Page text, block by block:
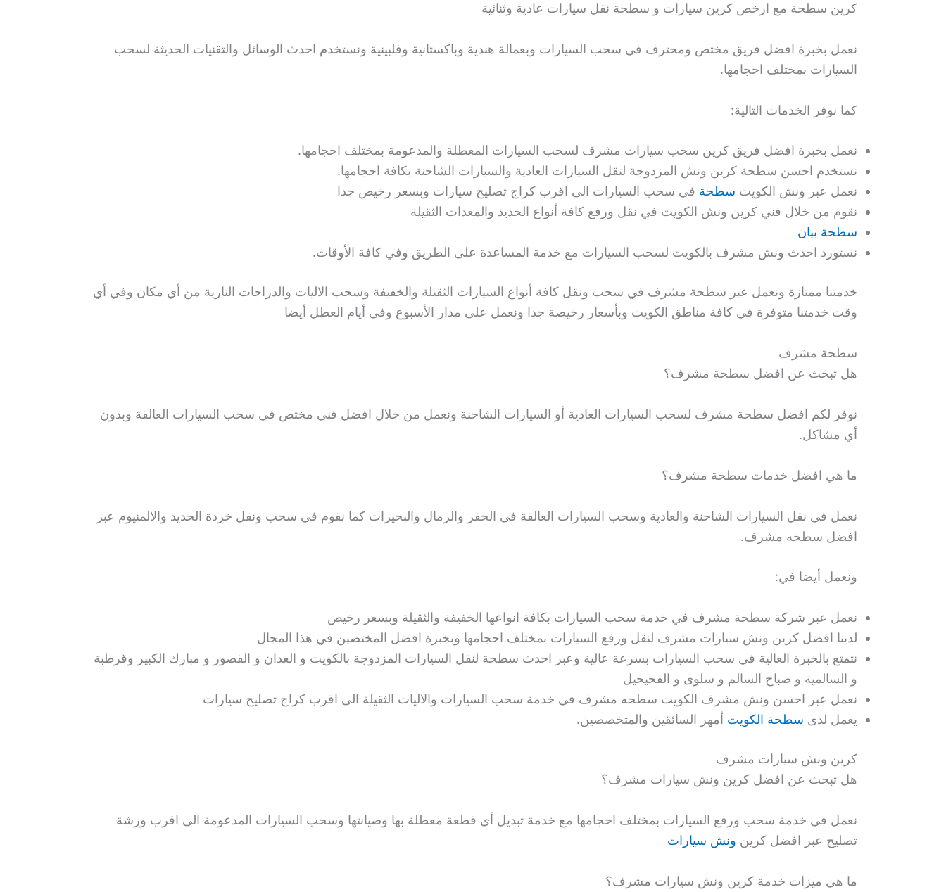
كرين سطحة مع ارخص كرين سيارات و سطحة نقل سيارات عادية وثنائية
نعمل بخبرة افضل فريق مختص ومحترف في سحب السيارات وبعمالة هندية وباكستانية وفلبينية ونستخدم احدث الوسائل والتقنيات الحديثة لسحب
السيارات بمختلف احجامها.
كما نوفر الخدمات التالية:
نعمل بخبرة افضل فريق كرين سحب سيارات مشرف لسحب السيارات المعطلة والمدعومة بمختلف احجامها.
نستخدم احسن سطحة كرين ونش المزدوجة لنقل السيارات العادية والسيارات الشاحنة بكافة احجامها.
نعمل عبر ونش الكويت سطحة في سحب السيارات الى اقرب كراج تصليح سيارات وبسعر رخيص جدا
نقوم من خلال فني كرين ونش الكويت في نقل ورفع كافة أنواع الحديد والمعدات الثقيلة
سطحة بيان
نستورد احدث ونش مشرف بالكويت لسحب السيارات مع خدمة المساعدة على الطريق وفي كافة الأوقات.
خدمتنا ممتازة ونعمل عبر سطحة مشرف في سحب ونقل كافة أنواع السيارات الثقيلة والخفيفة وسحب الاليات والدراجات النارية من أي مكان وفي أي
وقت خدمتنا متوفرة في كافة مناطق الكويت وبأسعار رخيصة جدا ونعمل على مدار الأسبوع وفي أيام العطل أيضا
سطحة مشرف
هل تبحث عن افضل سطحة مشرف؟
نوفر لكم افضل سطحة مشرف لسحب السيارات العادية أو السيارات الشاحنة ونعمل من خلال افضل فني مختص في سحب السيارات العالقة وبدون
أي مشاكل.
ما هي افضل خدمات سطحة مشرف؟
نعمل في نقل السيارات الشاحنة والعادية وسحب السيارات العالقة في الحفر والرمال والبحيرات كما نقوم في سحب ونقل خردة الحديد والالمنيوم عبر
افضل سطحه مشرف.
ونعمل أيضا في:
نعمل عبر شركة سطحة مشرف في خدمة سحب السيارات بكافة انواعها الخفيفة والثقيلة وبسعر رخيص
لدينا افضل كرين ونش سيارات مشرف لنقل ورفع السيارات بمختلف احجامها وبخبرة افضل المختصين في هذا المجال
نتمتع بالخبرة العالية في سحب السيارات بسرعة عالية وعبر احدث سطحة لنقل السيارات المزدوجة بالكويت و العدان و القصور و مبارك الكبير وقرطبة
و السالمية و صباح السالم و سلوى و الفحيحيل
نعمل عبر احسن ونش مشرف الكويت سطحه مشرف في خدمة سحب السيارات والاليات الثقيلة الى اقرب كراج تصليح سيارات
يعمل لدى سطحة الكويت أمهر السائقين والمتخصصين.
كرين ونش سيارات مشرف
هل تبحث عن افضل كرين ونش سيارات مشرف؟
نعمل في خدمة سحب ورفع السيارات بمختلف احجامها مع خدمة تبديل أي قطعة معطلة بها وصيانتها وسحب السيارات المدعومة الى اقرب ورشة
تصليح عبر افضل كرين ونش سيارات
ما هي ميزات خدمة كرين ونش سيارات مشرف؟